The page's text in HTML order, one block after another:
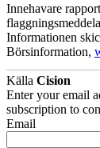
Innehavare
Informationen
Börsinformation,
Källa Cision
Enter your email
subscription to
Email